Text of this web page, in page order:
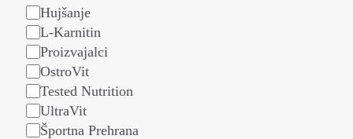
Kategorija
Hujšanje
L-Karnitin
Proizvajalci
OstroVit
Tested Nutrition
UltraVit
Športna Prehrana